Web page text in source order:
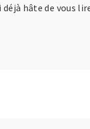
déjà hâte de vous